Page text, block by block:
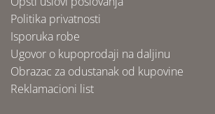
Politika privatnosti
Isporuka robe
Ugovor o kupoprodaji na daljinu
Obrazac za odustanak od kupovine
Reklamacioni list